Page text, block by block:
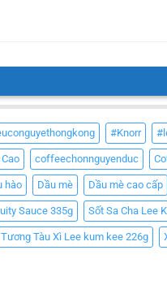
#Knorr
coffeechonnguyenduc
hào Dầu mè Dầu mè cao cấp
Sauce 335g Sốt Sa Cha Lee
Tương Tàu Xì Lee kum kee 226g